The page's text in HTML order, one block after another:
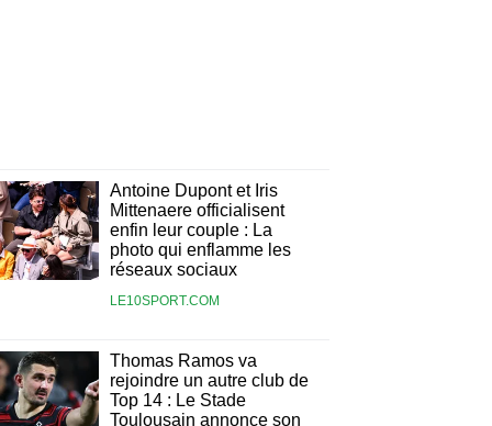
Antoine Dupont et Iris
Mittenaere officialisent
enfin leur couple : La
photo qui enflamme les
réseaux sociaux
LE10SPORT.COM
Thomas Ramos va
rejoindre un autre club de
Top 14 : Le Stade
Toulousain annonce son